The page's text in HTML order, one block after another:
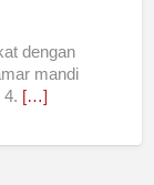
dengan
mandi
4. […]